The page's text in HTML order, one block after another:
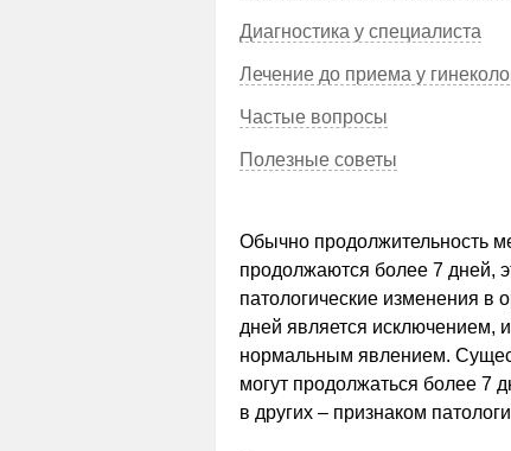
Диагностика у специалиста
Лечение до приема у
Частые вопросы
Полезные советы
Обычно продолжительность
продолжаются более 7 дней,
патологические изменения
дней является исключением,
нормальным явлением.
могут продолжаться более 7
в других – признаком